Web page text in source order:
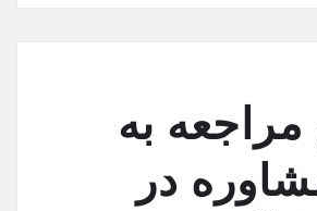
مراجعه به
در